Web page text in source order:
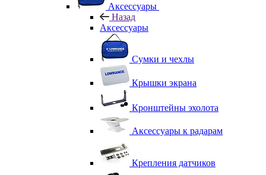
Аксессуары
Назад
Аксессуары
Сумки и чехлы
Крышки экрана
Кронштейны эхолота
Аксессуары к радарам
Крепления датчиков